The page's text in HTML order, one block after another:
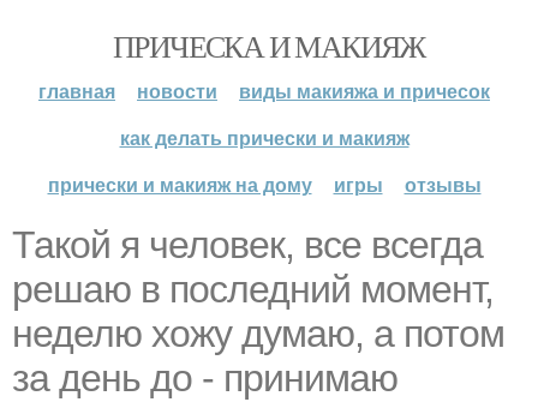
ПРИЧЕСКА И МАКИЯЖ
главная новости
виды макияжа и причесок
как делать прически и макияж
прически и макияж на дому
игры отзывы
Такой я человек, все всегда
решаю в последний момент,
неделю хожу думаю, а потом
за день до - принимаю